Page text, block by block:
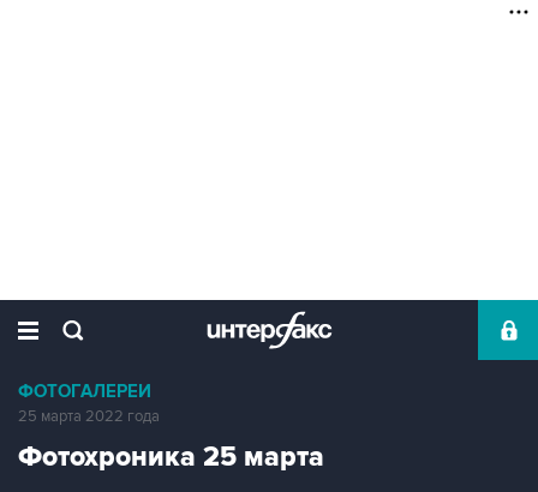
ФОТОГАЛЕРЕИ
25 марта 2022 года
Фотохроника 25 марта